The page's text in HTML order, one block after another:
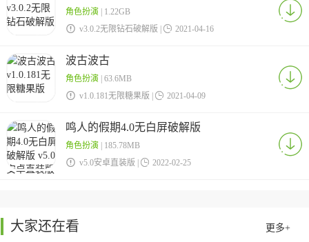
角色扮演| 1.22GB
 v3.0.2无限钻石破解版 |  2021-04-16
波古波古
角色扮演| 63.6MB
 v1.0.181无限糖果版 |  2021-04-09
鸣人的假期4.0无白屏破解版
角色扮演| 185.78MB
 v5.0安卓直装版 |  2022-02-25
大家还在看 更多+